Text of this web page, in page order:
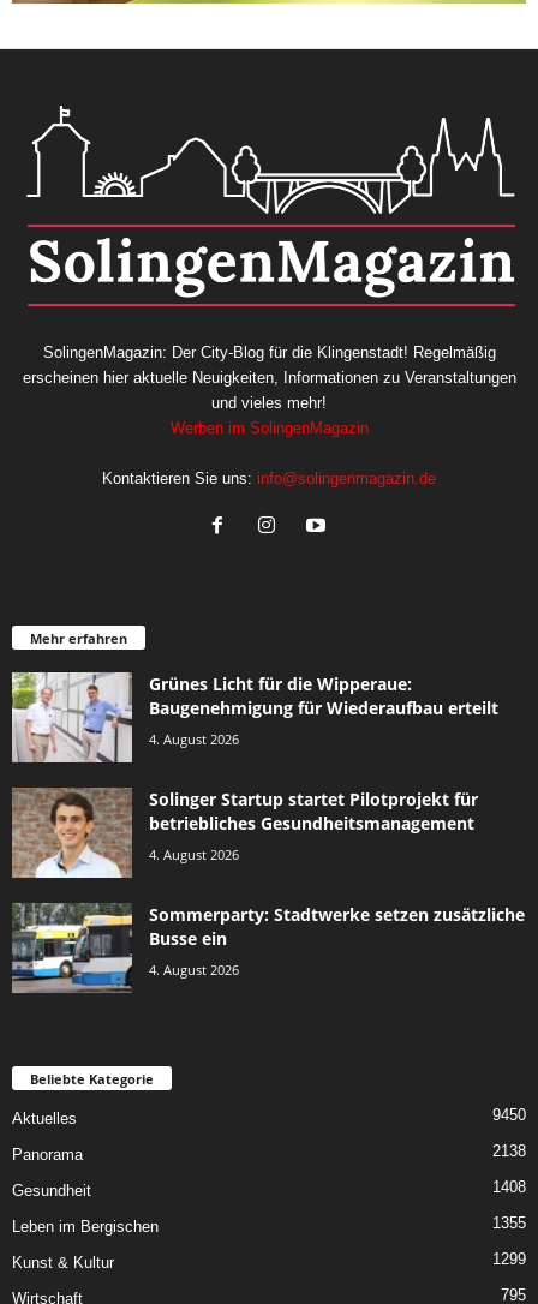
SolingenMagazin: Der City-Blog für die Klingenstadt! Regelmäßig
erscheinen hier aktuelle Neuigkeiten, Informationen zu Veranstaltungen
und vieles mehr!
Werben im SolingenMagazin
Kontaktieren Sie uns: info@solingenmagazin.de
Mehr erfahren
Grünes Licht für die Wipperaue:
Baugenehmigung für Wiederaufbau erteilt
4. August 2026
Solinger Startup startet Pilotprojekt für
betriebliches Gesundheitsmanagement
4. August 2026
Sommerparty: Stadtwerke setzen zusätzliche
Busse ein
4. August 2026
Beliebte Kategorie
Aktuelles 9450
Panorama 2138
Gesundheit 1408
Leben im Bergischen 1355
Kunst & Kultur 1299
Wirtschaft 795